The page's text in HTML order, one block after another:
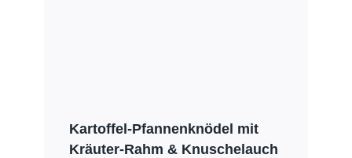
Kartoffel-Pfannenknödel mit
Kräuter-Rahm & Knuschelauch